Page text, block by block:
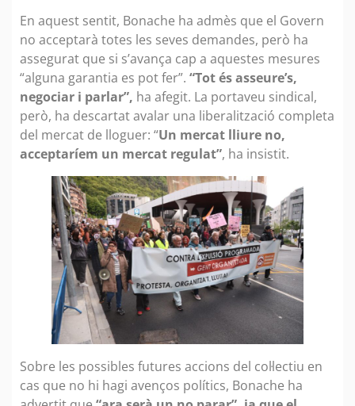
En aquest sentit, Bonache ha admès que el Govern
no acceptarà totes les seves demandes, però ha
assegurat que si s’avança cap a aquestes mesures
“alguna garantia es pot fer”. “Tot és asseure’s,
negociar i parlar”, ha afegit. La portaveu sindical,
però, ha descartat avalar una liberalització completa
del mercat de lloguer: “Un mercat lliure no,
acceptaríem un mercat regulat”, ha insistit.
Sobre les possibles futures accions del col·lectiu en
cas que no hi hagi avenços polítics, Bonache ha